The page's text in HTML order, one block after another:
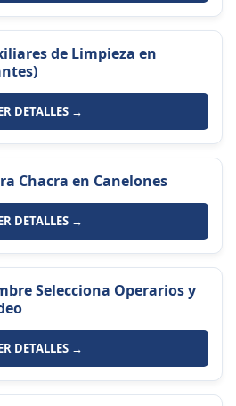
de Limpieza en
DETALLES →
Chacra en Canelones
DETALLES →
Selecciona Operarios y
DETALLES →